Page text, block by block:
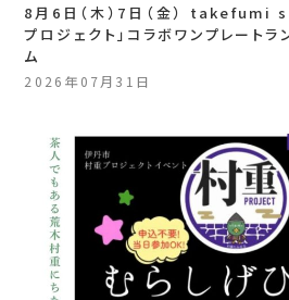
8月6日（木）7日（金） takefumi
プロジェクト」コラボワンプレート
ム
2026年07月31日